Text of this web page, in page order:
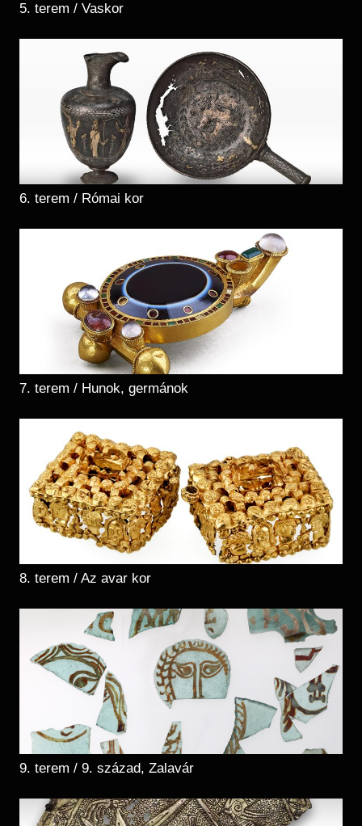
5. terem / Vaskor
6. terem / Római kor
7. terem / Hunok, germánok
8. terem / Az avar kor
9. terem / 9. század, Zalavár